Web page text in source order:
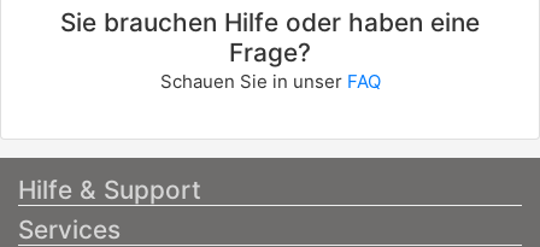
Sie brauchen Hilfe oder haben eine
Frage?
Schauen Sie in unser FAQ
Hilfe & Support
Services